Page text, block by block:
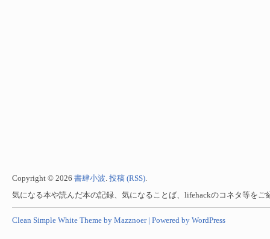
Copyright © 2026 書肆小波. 投稿 (RSS).
気になる本や読んだ本の記録、気になることば、lifehackのコネタ等をご
Clean Simple White Theme by Mazznoer | Powered by WordPress